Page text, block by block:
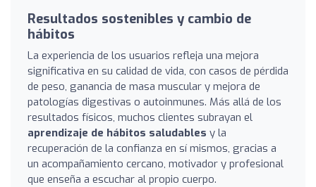
Resultados sostenibles y cambio de
hábitos
La experiencia de los usuarios refleja una mejora
significativa en su calidad de vida, con casos de pérdida
de peso, ganancia de masa muscular y mejora de
patologías digestivas o autoinmunes. Más allá de los
resultados físicos, muchos clientes subrayan el
aprendizaje de hábitos saludables y la
recuperación de la confianza en sí mismos, gracias a
un acompañamiento cercano, motivador y profesional
que enseña a escuchar al propio cuerpo.